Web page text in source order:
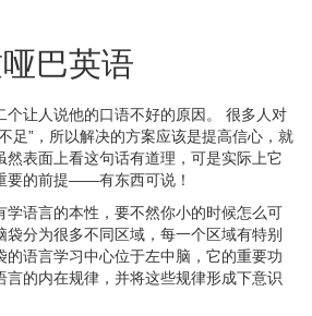
巴英语
个让人说他的口语不好的原因。 很多人对
足”，所以解决的方案应该是提高信心，就
然表面上看这句话有道理，可是实际上它
要的前提——有东西可说！
学语言的本性，要不然你小的时候怎么可
分为很多不同区域，每一个区域有特别
的语言学习中心位于左中脑，它的重要功
言的内在规律，并将这些规律形成下意识